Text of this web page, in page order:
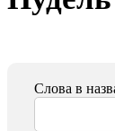
Слова в